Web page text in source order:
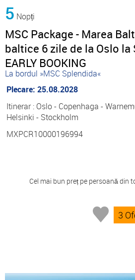
5 Nopți
MSC Package - Marea
baltice 6 zile de la Oslo la
EARLY BOOKING
La bordul »MSC Splendida«
Plecare: 25.08.2028
Itinerar : Oslo - Copenhaga -
Helsinki - Stockholm
MXPCR10000196994
Cel mai bun preț pe persoană din
3